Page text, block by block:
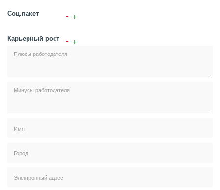
Соц.пакет
Карьерный рост